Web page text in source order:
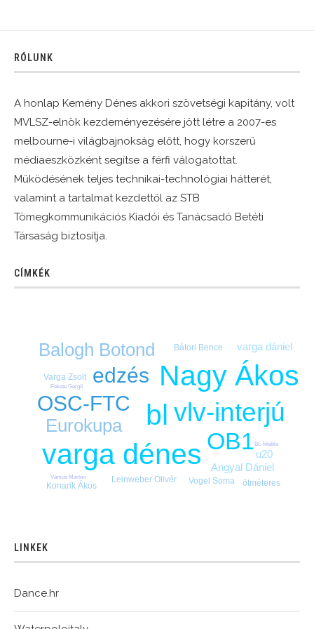
RÓLUNK
A honlap Kemény Dénes akkori szövetségi kapitány, volt
MVLSZ-elnök kezdeményezésére jött létre a 2007-es
melbourne-i világbajnokság előtt, hogy korszerű
médiaeszközként segítse a férfi válogatottat.
Működésének teljes technikai-technológiai hátterét,
valamint a tartalmat kezdettől az STB
Tömegkommunikációs Kiadói és Tanácsadó Betéti
Társaság biztosítja.
CÍMKÉK
bl
Nagy Ákos
varga dénes
vlv-interjú
OB1
edzés
OSC-FTC
Balogh Botond
Eurokupa
Angyal Dániel
u20
varga dániel
Bátori Bence
Konarik Ákos
Leinweber Olivér
Varga Zsolt
Vogel Soma ötméteres
BL-főtábla
Fekete Gergő
Vámos Márton
LINKEK
Dance.hr